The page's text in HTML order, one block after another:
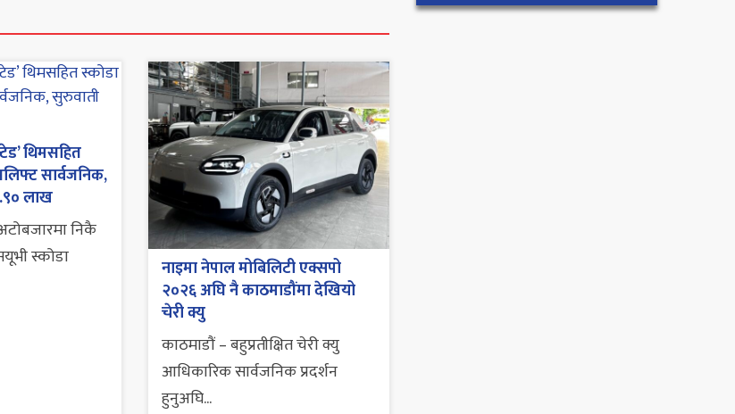
थिमसहित
सार्वजनिक,
लाख
निकै
स्कोडा
नाइमा नेपाल मोबिलिटी एक्सपो
२०२६ अघि नै काठमाडौंमा देखियो
चेरी क्यु
काठमाडौं – बहुप्रतीक्षित चेरी क्यु
आधिकारिक सार्वजनिक प्रदर्शन
हुनुअघि...